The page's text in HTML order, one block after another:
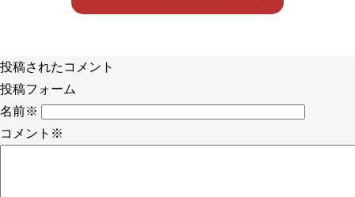
投稿されたコメント
投稿フォーム
名前※
コメント ※